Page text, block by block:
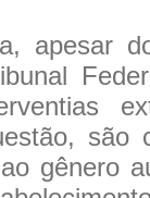
apesar
são
gênero